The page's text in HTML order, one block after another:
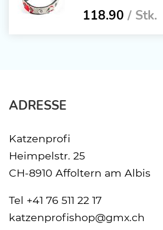
118.90 / Stk.
ADRESSE
Katzenprofi
Heimpelstr. 25
CH-8910 Affoltern am Albis
Tel +41 76 511 22 17
katzenprofishop@gmx.ch